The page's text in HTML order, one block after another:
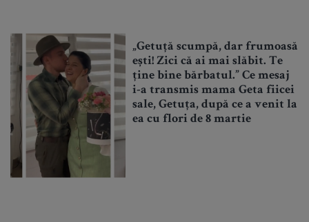
„Getuță scumpă, dar frumoasă
ești! Zici că ai mai slăbit. Te
ține bine bărbatul.” Ce mesaj
i-a transmis mama Geta fiicei
sale, Getuța, după ce a venit la
ea cu flori de 8 martie